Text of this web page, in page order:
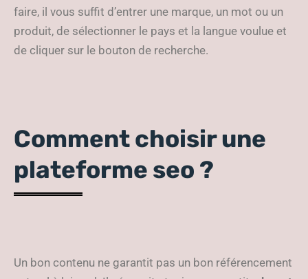
faire, il vous suffit d’entrer une marque, un mot ou un
produit, de sélectionner le pays et la langue voulue et
de cliquer sur le bouton de recherche.
Comment choisir une
plateforme seo ?
Un bon contenu ne garantit pas un bon référencement